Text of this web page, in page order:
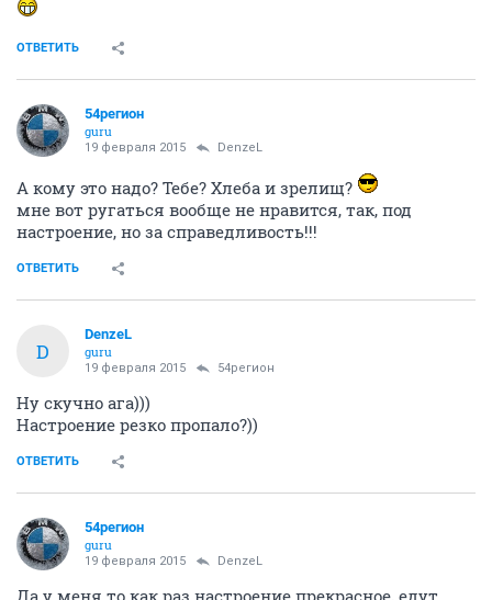
ОТВЕТИТЬ
54регион
guru
19 февраля 2015 DenzeL
А кому это надо? Тебе? Хлеба и зрелищ?
мне вот ругаться вообще не нравится, так, под
настроение, но за справедливость!!!
ОТВЕТИТЬ
D
DenzeL
guru
19 февраля 2015 54регион
Ну скучно ага)))
Настроение резко пропало?))
ОТВЕТИТЬ
54регион
guru
19 февраля 2015 DenzeL